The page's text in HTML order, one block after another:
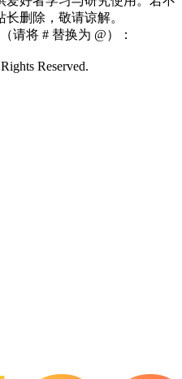
删除，敬请谅解。
请将 # 替换为 @）：
Reserved.